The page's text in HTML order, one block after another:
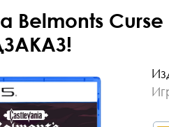
Belmonts